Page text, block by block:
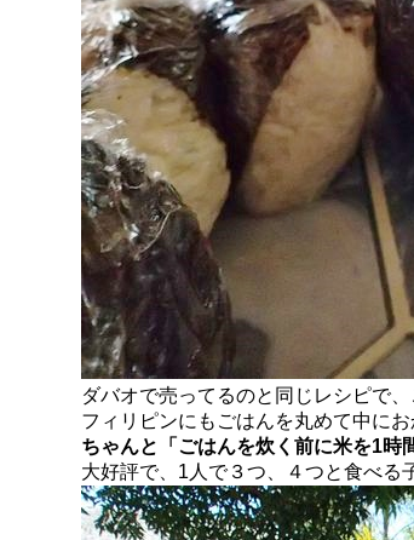
ダバオで売ってるのと同じレシピで
フィリピンにもごはんを丸めて中に
ちゃんと「ごはんを炊く前に米を1時
大好評で、1人で３つ、４つと食べる